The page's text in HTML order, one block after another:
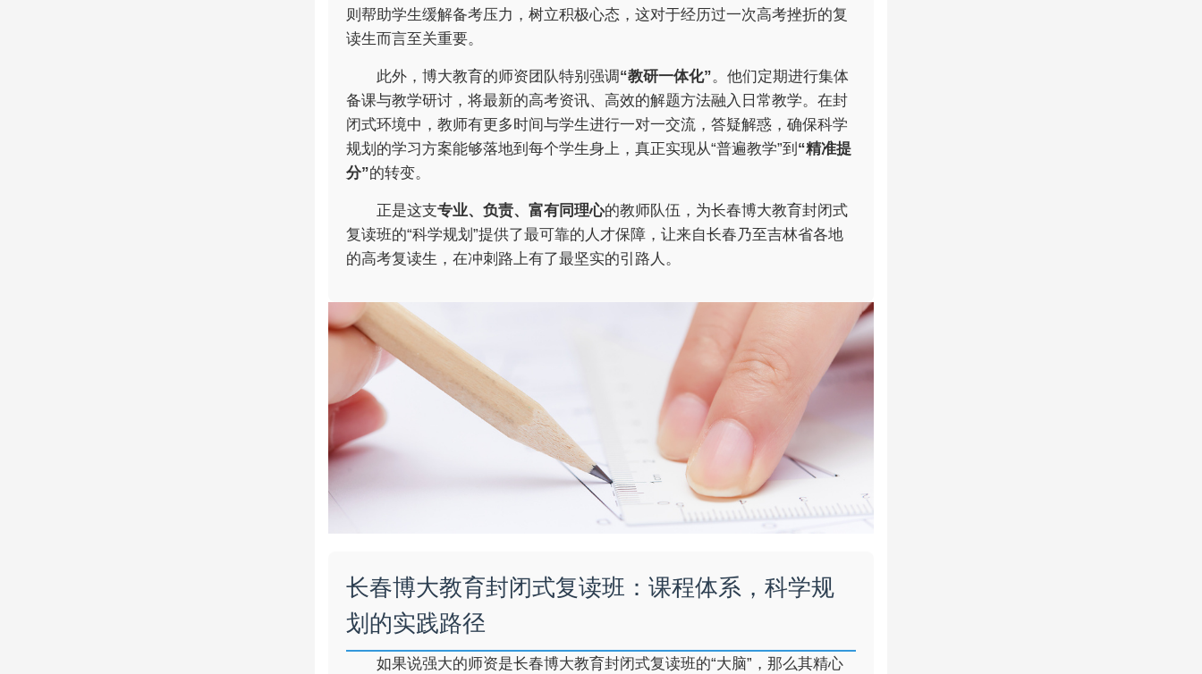
则帮助学生缓解备考压力，树立积极心态，这对于经历过一次高考挫折的复
读生而言至关重要。
此外，博大教育的师资团队特别强调“教研一体化”。他们定期进行集体
备课与教学研讨，将最新的高考资讯、高效的解题方法融入日常教学。在封
闭式环境中，教师有更多时间与学生进行一对一交流，答疑解惑，确保科学
规划的学习方案能够落地到每个学生身上，真正实现从“普遍教学”到 “精准提
分”的转变。
正是这支专业、负责、富有同理心的教师队伍，为长春博大教育封闭式
复读班的“科学规划”提供了最可靠的人才保障，让来自长春乃至吉林省各地
的高考复读生，在冲刺路上有了最坚实的引路人。
长春博大教育封闭式复读班：课程体系，科学规
划的实践路径
如果说强大的师资是长春博大教育封闭式复读班的“大脑”，那么其精心